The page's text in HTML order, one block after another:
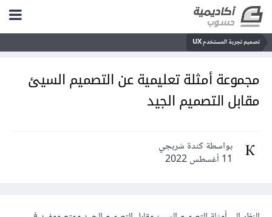
تصميم تجربة المستخدم UX
مجموعة أمثلة تعليمية عن التصميم السيئ
مقابل التصميم الجيد
بواسطة كندة شربجي
11 أغسطس 2022